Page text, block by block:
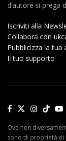
d’autore si
Iscriviti alla
Collabora con
Pubblicizza la tua
Il tuo supporto
Ove non
sono di proprietà di